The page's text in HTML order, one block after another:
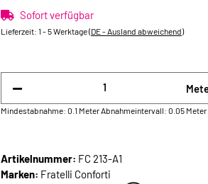
Sofort verfügbar
Lieferzeit: 1 - 5 Werktage(DE - Ausland abweichend)
Mindestabnahme: 0.1 MeterAbnahmeintervall: 0.05 Meter
Artikelnummer: FC 213-A1
Marken: Fratelli Conforti